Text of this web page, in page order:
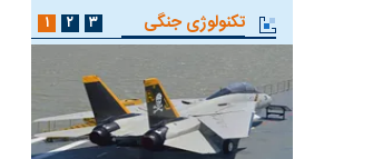
تکنولوژی جنگی ۱ ۲ ۳